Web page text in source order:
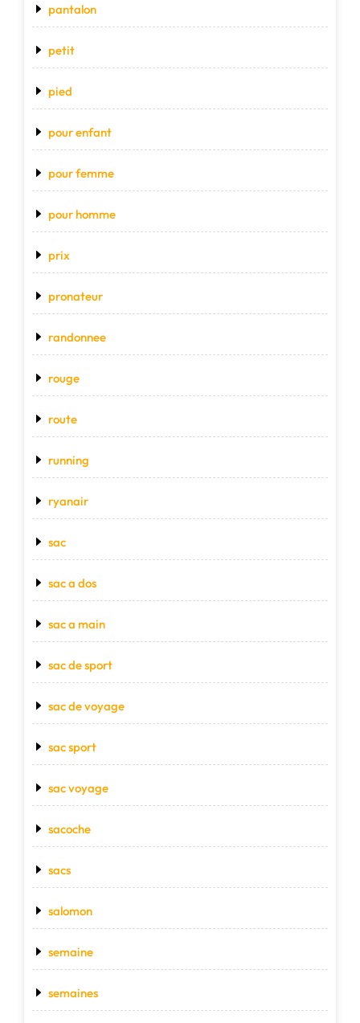
pantalon
petit
pied
pour enfant
pour femme
pour homme
prix
pronateur
randonnee
rouge
route
running
ryanair
sac
sac a dos
sac a main
sac de sport
sac de voyage
sac sport
sac voyage
sacoche
sacs
salomon
semaine
semaines